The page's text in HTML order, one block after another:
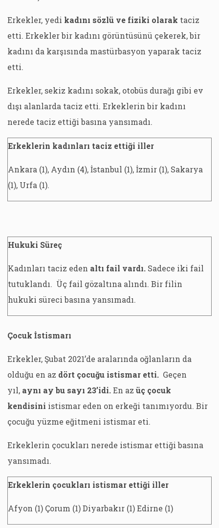
Erkekler, yedi kadını sözlü ve fiziki olarak taciz
etti. Erkekler bir kadını görüntüsünü çekerek, bir
kadını da karşısında mastürbasyon yaparak taciz
etti.
Erkekler, sekiz kadını sokak, otobüs durağı gibi ev
dışı alanlarda taciz etti. Erkeklerin bir kadını
nerede taciz ettiği basına yansımadı.
Erkeklerin kadınları taciz ettiği iller
Ankara (1), Aydın (4), İstanbul (1), İzmir (1), Sakarya
(1), Urfa (1).
Hukuki Süreç
Kadınları taciz eden altı fail vardı. Sadece iki fail
tutuklandı. Üç fail gözaltına alındı. Bir filin
hukuki süreci basına yansımadı.
Çocuk İstismarı
Erkekler, Şubat 2021’de aralarında oğlanların da
olduğu en az dört çocuğu istismar etti. Geçen
yıl, aynı ay bu sayı 23’idi.En az üç çocuk
kendisini istismar eden on erkeği tanımıyordu. Bir
çocuğu yüzme eğitmeni istismar eti.
Erkeklerin çocukları nerede istismar ettiği basına
yansımadı.
Erkeklerin çocukları istismar ettiği iller
Afyon (1) Çorum (1) Diyarbakır (1) Edirne (1)